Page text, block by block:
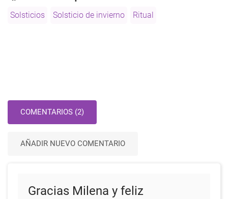
conciencia
Solsticios Solsticio de invierno Ritual
COMENTARIOS (2)
AÑADIR NUEVO COMENTARIO
Gracias Milena y feliz